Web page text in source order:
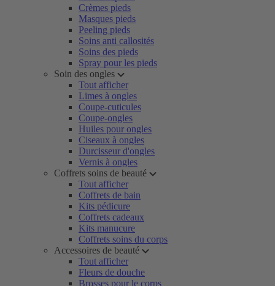
Crèmes pieds
Masques pieds
Peeling pieds
Soins anti callosités
Soins des pieds
Spray pour les pieds
Soin des ongles
Tout afficher
Limes à ongles
Coupe-cuticules
Coupe-ongles
Huiles pour ongles
Ciseaux à ongles
Durcisseur d'ongles
Vernis à ongles
Coffrets soins de beauté
Tout afficher
Coffrets de bain
Kits pédicure
Coffrets cadeaux
Kits manucure
Coffrets soins du corps
Accessoires de beauté
Tout afficher
Fleurs de douche
Brosses pour le corps